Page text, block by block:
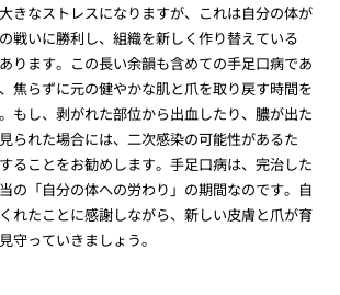
きなストレスになりますが、これは自分の体が
戦いに勝利し、組織を新しく作り替えている
ります。この長い余韻も含めての手足口病であ
焦らずに元の健やかな肌と爪を取り戻す時間を
もし、剥がれた部位から出血したり、膿が出た
られた場合には、二次感染の可能性があるた
ることをお勧めします。手足口病は、完治した
の「自分の体への労わり」の期間なのです。自
れたことに感謝しながら、新しい皮膚と爪が育
守っていきましょう。